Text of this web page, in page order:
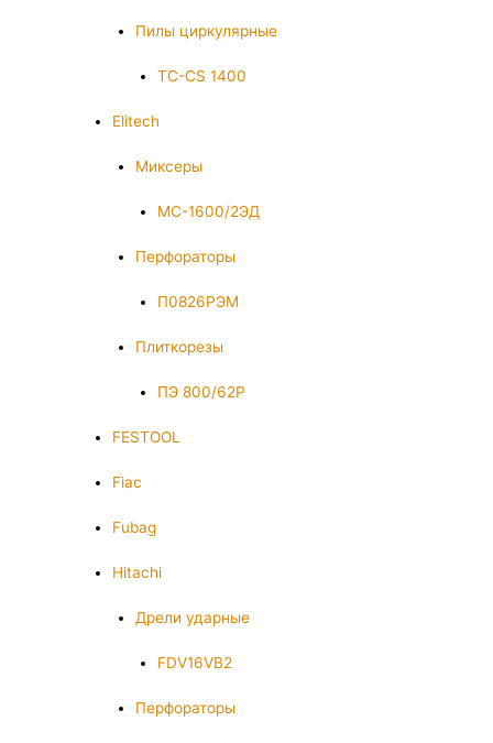
Пилы циркулярные
TC-CS 1400
Elitech
Миксеры
МС-1600/2ЭД
Перфораторы
П0826РЭМ
Плиткорезы
ПЭ 800/62Р
FESTOOL
Fiac
Fubag
Hitachi
Дрели ударные
FDV16VB2
Перфораторы